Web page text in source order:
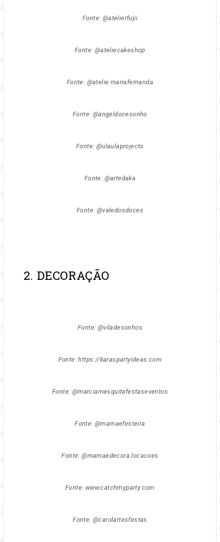
Fonte: @atelierfujii
Fonte: @ateliecakeshop
Fonte: @atelie.mariafernanda
Fonte: @angeldocesonho
Fonte: @ulaulaprojects
Fonte: @artedaka
Fonte: @valedosdoces
2. DECORAÇÃO
Fonte: @viladesonhos
Fonte: https://karaspartyideas.com
Fonte: @marciamesquitafestaseventos
Fonte: @mamaefesteira
Fonte: @mamaedecora.locacoes
Fonte: www.catchmyparty.com
Fonte: @carolartesfestas